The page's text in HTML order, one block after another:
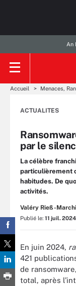
An
Accueil Menaces,
ACTUALITES
par le
La célèbre
particulièrement
habitudes. De
activités.
Valéry Rieß-
Publié le: 11 juil. 2024
En juin 2024,
421
de
total, après